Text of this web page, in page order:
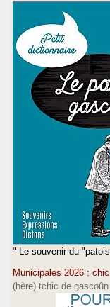
" Le souvenir du
Municipales 2026 :
(hère) tchic de